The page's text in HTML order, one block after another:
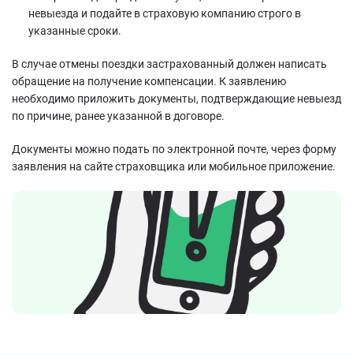
невыезда и подайте в страховую компанию строго в
указанные сроки.
В случае отмены поездки застрахованный должен написать
обращение на получение компенсации. К заявлению
необходимо приложить документы, подтверждающие невыезд
по причине, ранее указанной в договоре.
Документы можно подать по электронной почте, через форму
заявления на сайте страховщика или мобильное приложение.